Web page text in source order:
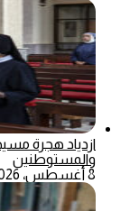
ازدياد هجرة
والمستوطنين
8 أغسطس، 2026